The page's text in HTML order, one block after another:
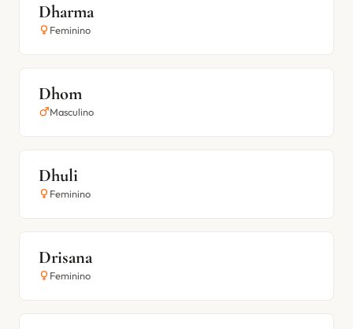
Dharma
Feminino
Dhom
Masculino
Dhuli
Feminino
Drisana
Feminino